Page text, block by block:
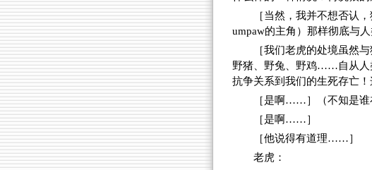
［当然，我并不想否认
umpaw的主角）那样彻底与
［我们老虎的处境虽然
野猪、野兔、野鸡……自从人
抗争关系到我们的生死存亡！
［是啊……］（不知是谁
［是啊……］
［他说得有道理……］
老虎：